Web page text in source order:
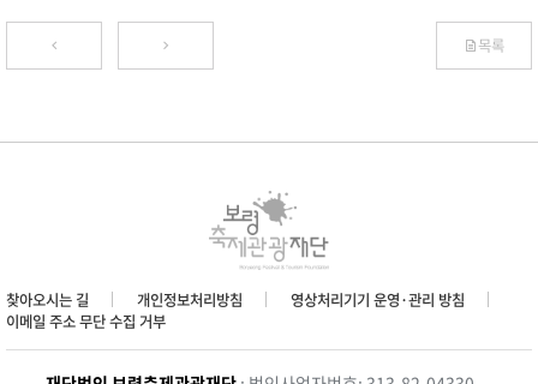
목록
찾아오시는 길 개인정보처리방침
영상처리기기 운영·관리 방침
이메일 주소 무단 수집 거부